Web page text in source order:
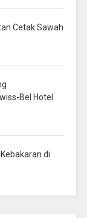
Cetak Sawah
Bel Hotel
di